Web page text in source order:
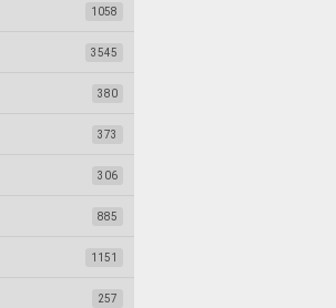
1058
3545
380
373
306
885
1151
257